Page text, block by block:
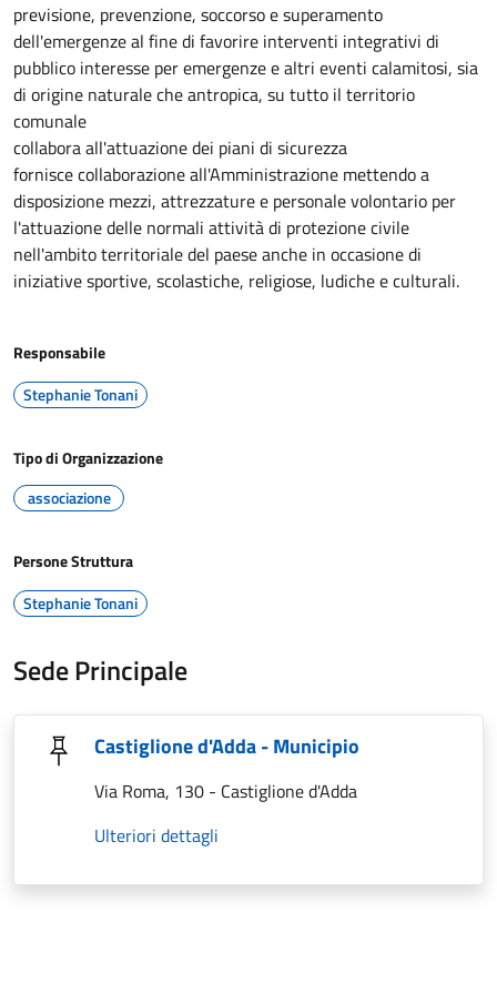
previsione, prevenzione, soccorso e superamento
dell'emergenze al fine di favorire interventi integrativi di
pubblico interesse per emergenze e altri eventi calamitosi, sia
di origine naturale che antropica, su tutto il territorio
comunale
collabora all'attuazione dei piani di sicurezza
fornisce collaborazione all'Amministrazione mettendo a
disposizione mezzi, attrezzature e personale volontario per
l'attuazione delle normali attività di protezione civile
nell'ambito territoriale del paese anche in occasione di
iniziative sportive, scolastiche, religiose, ludiche e culturali.
Responsabile
Stephanie Tonani
Tipo di Organizzazione
associazione
Persone Struttura
Stephanie Tonani
Sede Principale
Castiglione d'Adda - Municipio
Via Roma, 130 - Castiglione d'Adda
Ulteriori dettagli